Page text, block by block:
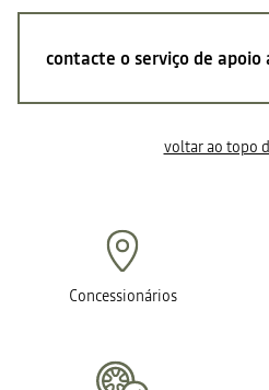
contacte o serviço de apoio
voltar ao topo
Concessionários